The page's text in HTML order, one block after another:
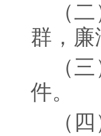
（
群，廉
（
件。
（